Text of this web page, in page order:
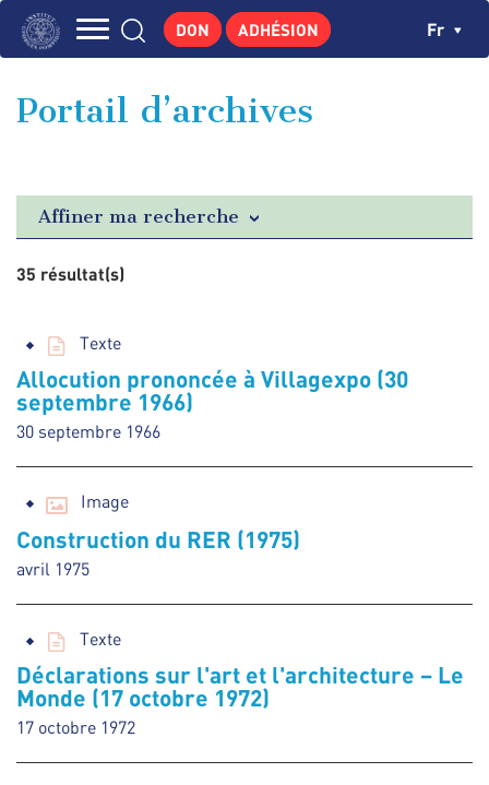
Aller
principale
GEORGES POMPIDOU
PUBLICATIONS
ACTUALITÉS
DON ADHÉSION Fr
Portail d’archives
Affiner ma recherche
35 résultat(s)
Texte
Allocution prononcée à Villagexpo (30
septembre 1966)
30 septembre 1966
Image
Construction du RER (1975)
avril 1975
Texte
Déclarations sur l'art et l'architecture – Le
Monde (17 octobre 1972)
17 octobre 1972
Panneau de gestion des cookies